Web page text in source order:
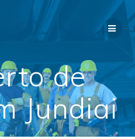
de
Jundiai